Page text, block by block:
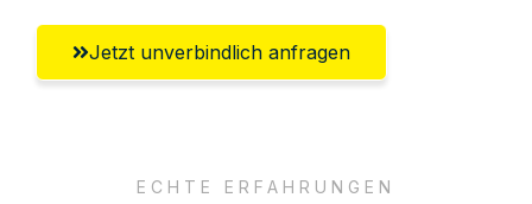
Jetzt unverbindlich anfragen
ECHTE ERFAHRUNGEN